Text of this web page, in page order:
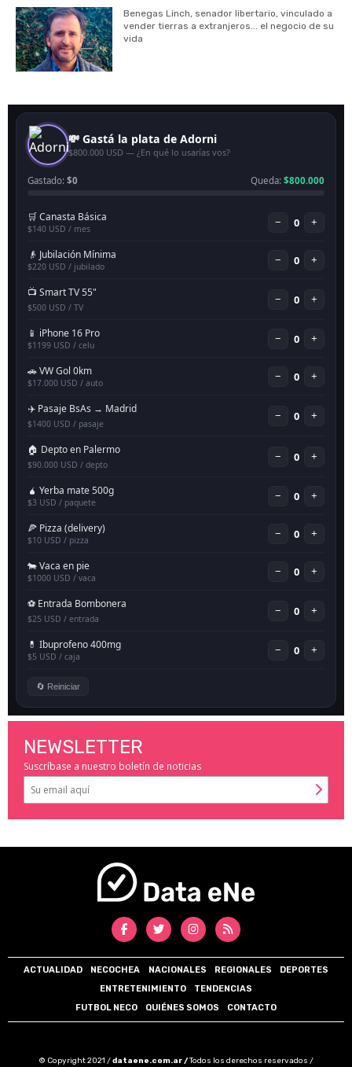
Benegas Linch, senador libertario, vinculado a
vender tierras a extranjeros... el negocio de su
vida
NEWSLETTER
Suscríbase a nuestro boletín de noticias
ACTUALIDAD NECOCHEA NACIONALES REGIONALES
DEPORTES
ENTRETENIMIENTO
TENDENCIAS
FUTBOL NECO
QUIÉNES SOMOS CONTACTO
© Copyright 2021 /dataene.com.ar /Todos los derechos reservados /